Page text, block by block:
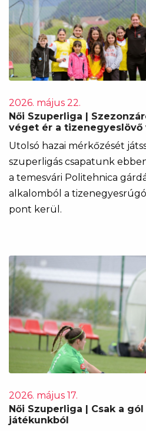
2026. május 22.
Női Szuperliga |
véget ér a tizenegyeslövő
Utolsó hazai mérkőzését
szuperligás csapatunk
a temesvári Politehnica
alkalomból a
pont kerül.
2026. május 17.
Női Szuperliga | Csak a
játékunkból